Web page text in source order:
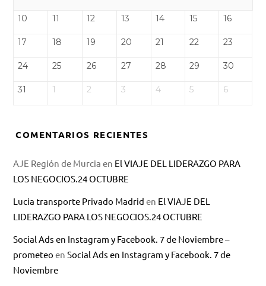
10 11 12 13 14 15 16
17 18 19 20 21 22 23
24 25 26 27 28 29 30
31 1 2 3 4 5 6
COMENTARIOS RECIENTES
AJE Región de Murcia en El VIAJE DEL LIDERAZGO PARA
LOS NEGOCIOS.24 OCTUBRE
Lucia transporte Privado Madrid en El VIAJE DEL
LIDERAZGO PARA LOS NEGOCIOS.24 OCTUBRE
Social Ads en Instagram y Facebook. 7 de Noviembre –
prometeo enSocial Ads en Instagram y Facebook. 7 de
Noviembre